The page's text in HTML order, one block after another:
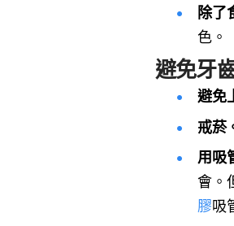
除了
色。
避免牙
避免
戒菸
用吸
會。
膠吸